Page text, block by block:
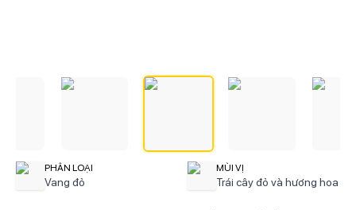
PHÂN LOẠI
Vang đỏ
MÙI VỊ
Trái cây đỏ và hương hoa